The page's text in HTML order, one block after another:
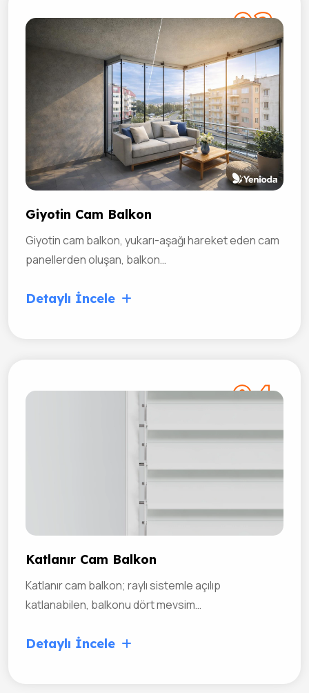
03
Giyotin Cam Balkon
Giyotin cam balkon, yukarı-aşağı hareket eden cam
panellerden oluşan, balkon…
Detaylı İncele
04
Katlanır Cam Balkon
Katlanır cam balkon; raylı sistemle açılıp
katlanabilen, balkonu dört mevsim…
Detaylı İncele